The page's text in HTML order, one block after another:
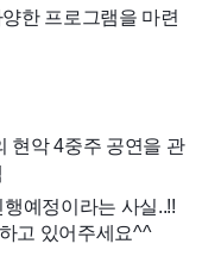
한 프로그램을 마련
현악 4중주 공연을 관
예정이라는 사실..!!
고 있어주세요^^